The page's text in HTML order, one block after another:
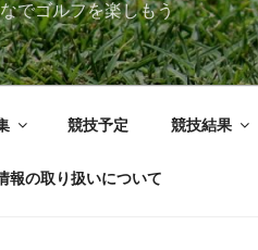
でゴルフを楽しもう
競技予定 競技結果
報の取り扱いについて